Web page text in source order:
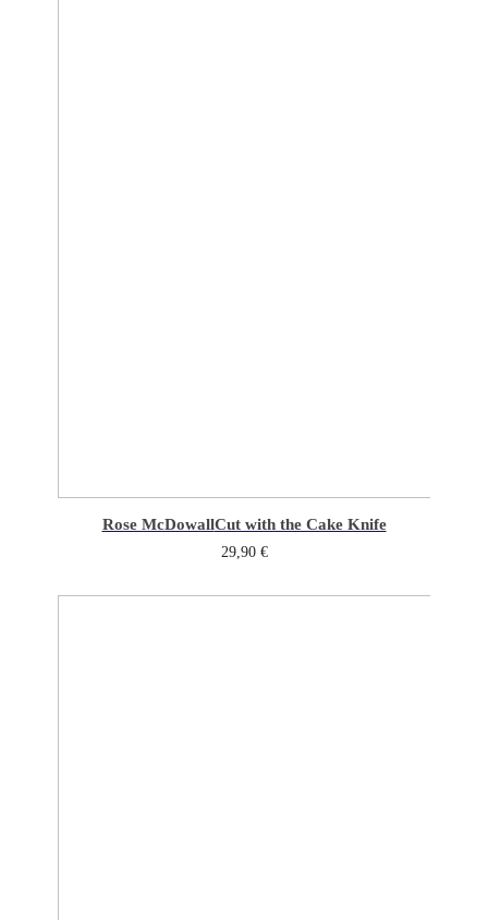
Rose McDowallCut with the Cake Knife
29,90 €